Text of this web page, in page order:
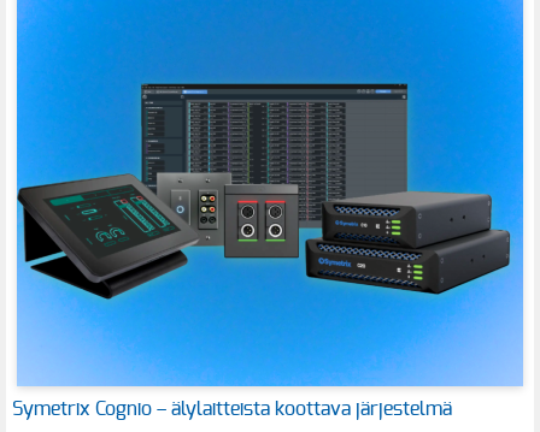
Symetrix Cognio – älylaitteista koottava järjestelmä